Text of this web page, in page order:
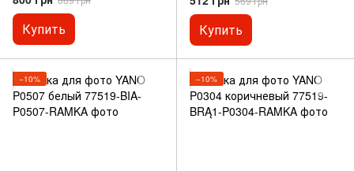
Купить Купить
−10% −10%